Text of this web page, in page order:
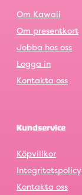
Om Kawaii
Om presentkort
Jobba hos oss
Logga in
Kontakta oss
Kundservice
Köpvillkor
Integritetspolicy
Kontakta oss